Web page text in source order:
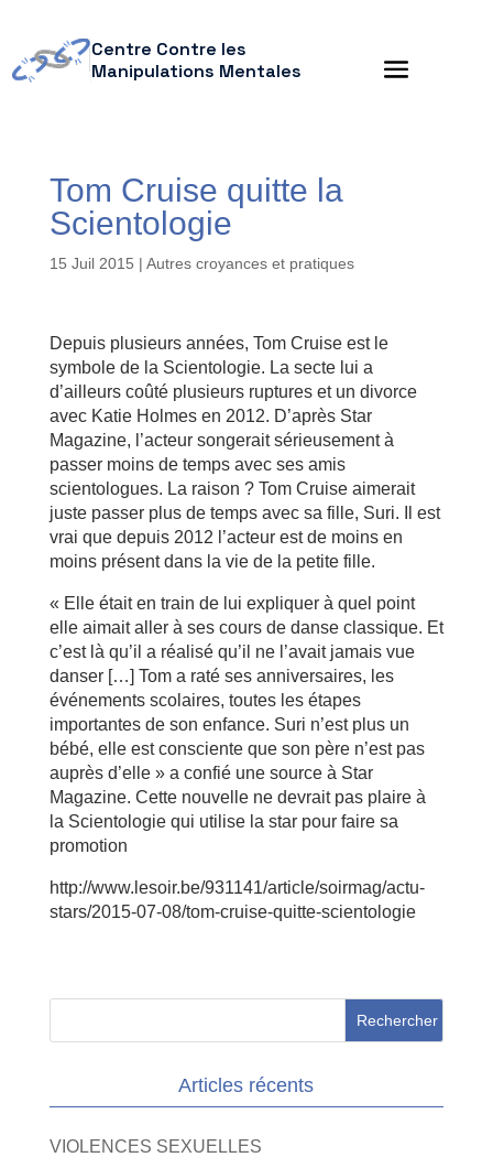
Centre Contre les
Manipulations Mentales
Tom Cruise quitte la
Scientologie
15 Juil 2015 | Autres croyances et pratiques
Depuis plusieurs années, Tom Cruise est le
symbole de la Scientologie. La secte lui a
d’ailleurs coûté plusieurs ruptures et un divorce
avec Katie Holmes en 2012. D’après Star
Magazine, l’acteur songerait sérieusement à
passer moins de temps avec ses amis
scientologues. La raison ? Tom Cruise aimerait
juste passer plus de temps avec sa fille, Suri. Il est
vrai que depuis 2012 l’acteur est de moins en
moins présent dans la vie de la petite fille.
« Elle était en train de lui expliquer à quel point
elle aimait aller à ses cours de danse classique. Et
c’est là qu’il a réalisé qu’il ne l’avait jamais vue
danser […] Tom a raté ses anniversaires, les
événements scolaires, toutes les étapes
importantes de son enfance. Suri n’est plus un
bébé, elle est consciente que son père n’est pas
auprès d’elle » a confié une source à Star
Magazine. Cette nouvelle ne devrait pas plaire à
la Scientologie qui utilise la star pour faire sa
promotion
http://www.lesoir.be/931141/article/soirmag/actu-
stars/2015-07-08/tom-cruise-quitte-scientologie
Articles récents
VIOLENCES SEXUELLES